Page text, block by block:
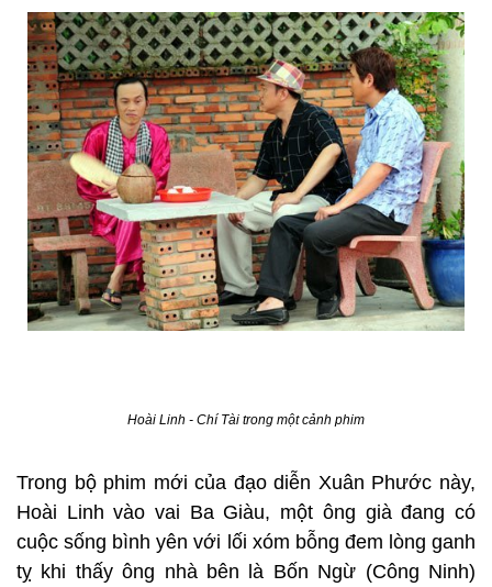
Hoài Linh - Chí Tài trong một cảnh phim
Trong bộ phim mới của đạo diễn Xuân Phước này,
Hoài Linh vào vai Ba Giàu, một ông già đang có
cuộc sống bình yên với lối xóm bỗng đem lòng ganh
tỵ khi thấy ông nhà bên là Bốn Ngừ (Công Ninh)